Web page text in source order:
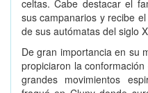
celtas. Cabe destacar el
sus campanarios y recibe
de sus autómatas del siglo
De gran importancia en su
propiciaron la
grandes movimientos